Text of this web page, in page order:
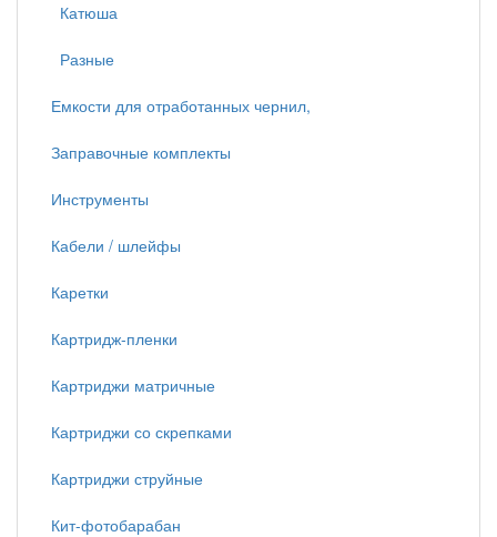
Катюша
Разные
Емкости для отработанных чернил,
Заправочные комплекты
Инструменты
Кабели / шлейфы
Каретки
Картридж-пленки
Картриджи матричные
Картриджи со скрепками
Картриджи струйные
Кит-фотобарабан